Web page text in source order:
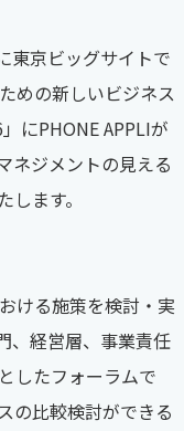
東京ビッグサイトで
めの新しいビジネス
にPHONE APPLIが
ネジメントの見える
ます。
ける施策を検討・実
、経営層、事業責任
したフォーラムで
の比較検討ができる